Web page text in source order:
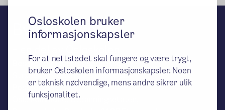
Osloskolen bruker
informasjonskapsler
For at nettstedet skal fungere og være trygt,
bruker Osloskolen informasjonskapsler. Noen
er teknisk nødvendige, mens andre sikrer ulik
funksjonalitet.
Bygdøy skole
Besøks- og leveringsadresse:
Strømsborgveien 12, 0287 Oslo
Postadresse:
Oslo kommune, Utdanningsetaten,